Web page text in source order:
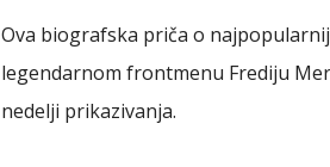
Ova biografska priča o
legendarnom frontmenu Frediju
nedelji prikazivanja.